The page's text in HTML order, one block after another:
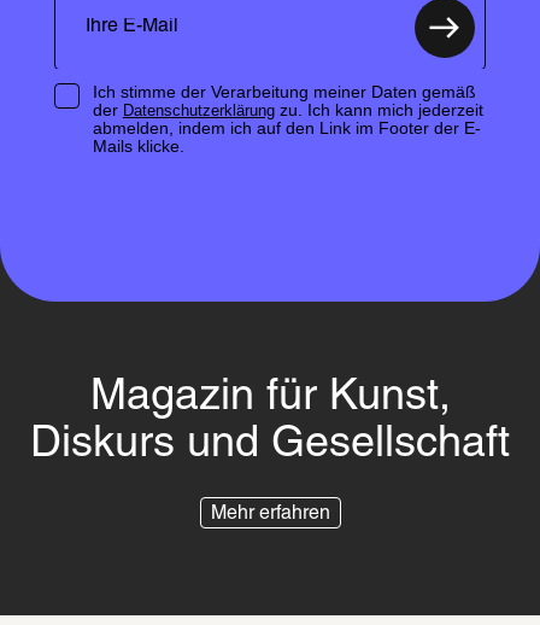
Ich stimme der Verarbeitung meiner Daten gemäß
der Datenschutzerklärungzu. Ich kann mich jederzeit
abmelden, indem ich auf den Link im Footer der E-
Mails klicke.
Magazin für Kunst,
Diskurs und Gesellschaft
Mehr erfahren